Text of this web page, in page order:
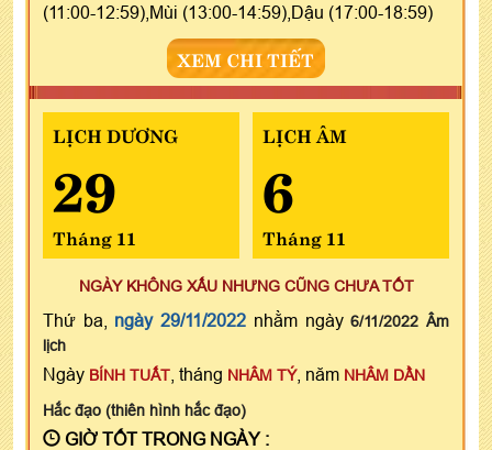
(11:00-12:59),Mùi (13:00-14:59),Dậu (17:00-18:59)
XEM CHI TIẾT
LỊCH DƯƠNG
29
Tháng 11
LỊCH ÂM
6
Tháng 11
NGÀY KHÔNG XẤU NHƯNG CŨNG CHƯA TỐT
Thứ ba, ngày 29/11/2022 nhằm ngày6/11/2022 Âm
lịch
Ngày BÍNH TUẤT , tháng NHÂM TÝ, năm NHÂM DẦN
Hắc đạo (thiên hình hắc đạo)
GIỜ TỐT TRONG NGÀY :